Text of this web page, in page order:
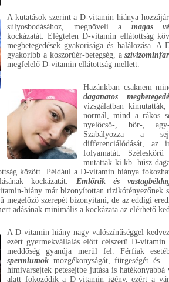
A kutatások szerint a D-vitamin hiánya
súlyosbodásához, megnöveli a magas
kockázatát. Elégtelen D-vitamin ellátottság
megbetegedések gyakorisága és halálozása.
gyakoribb a koszorúér-betegség, a
megfelelő D-vitamin ellátottság mellett.
Hazánkban csaknem
daganatos
vizsgálatban
normál, mind a rákos
nyelőcső-, bőr-, agy-
Szabályozza a
differenciálódását, az
folyamatát.
mutattak ki kb. húsz
között. Például a D-vitamin hiánya
kockázatát. Emlőrák és
hiány már bizonyítottan rizikótényezőnek
megelőző szerepét bizonyítani, de az eddigi
adásának minimális a kockázata az elérhető
A D-vitamin hiány nagy valószínűséggel
ezért gyermekvállalás előtt célszerű D-vitamin
meddőség gyanúja merül fel. Férfiak
spermiumok mozgékonyságát, fürgeségét
hímivarsejtek petesejtbe jutása is
alatt fokozódik a D-vitamin igény, ezért a